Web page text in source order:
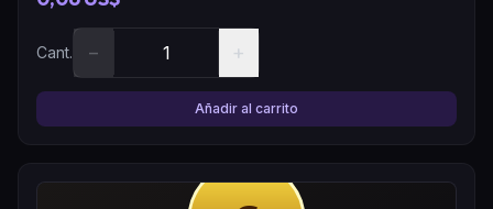
Cant. − +
Añadir al carrito